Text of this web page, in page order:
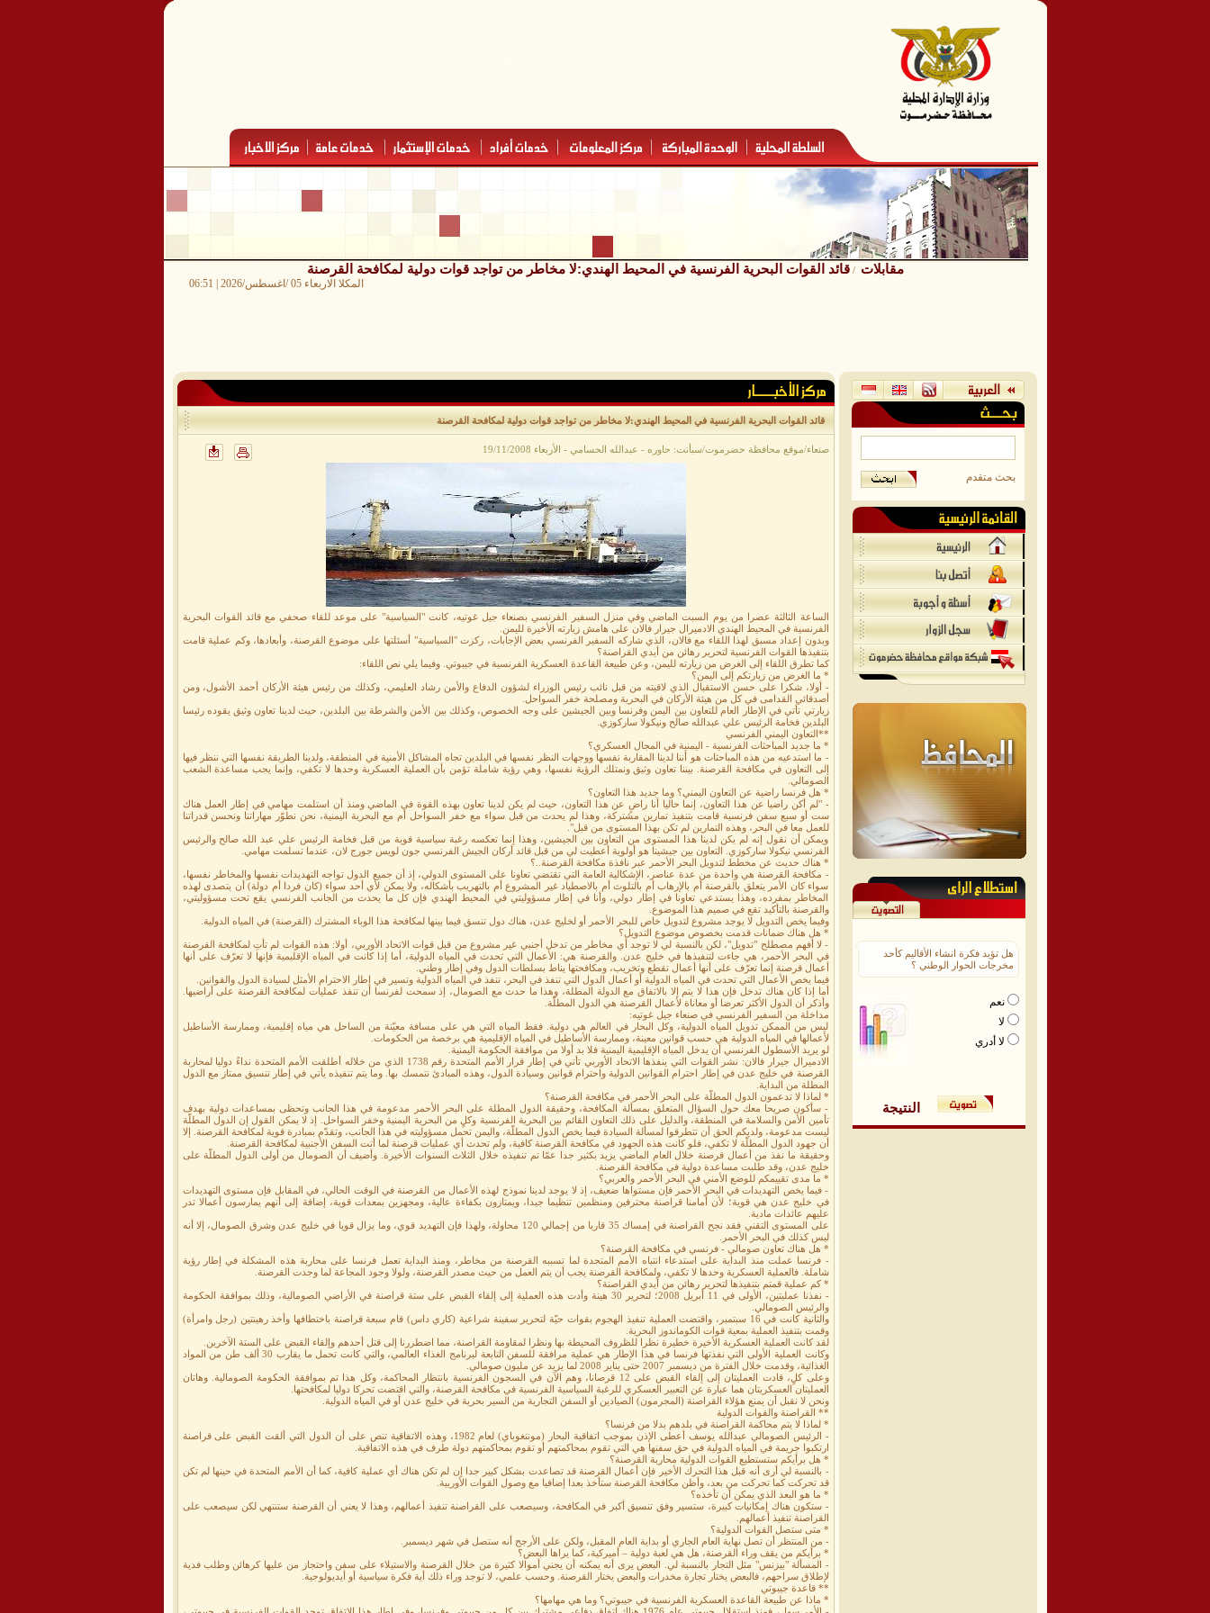
مقابلات /قائد القوات البحرية الفرنسية في المحيط الهندي:لا مخاطر من تواجد قوات دولية لمكافحة القرصنة
المكلا الاربعاء 05 /اغسطس/2026 | 06:51
قائد القوات البحرية الفرنسية في المحيط الهندي:لا مخاطر من تواجد قوات دولية لمكافحة القرصنة
صنعاء/موقع محافظة حضرموت/سبأنت: حاوره - عبدالله الحسامي - الأربعاء 19/11/2008
الساعة الثالثة عصرا من يوم السبت الماضي وفي منزل السفير الفرنسي بصنعاء جيل غوتيه، كانت "السياسية" على موعد للقاء صحفي مع قائد القوات البحرية
الفرنسية في المحيط الهندي الادميرال جيرار فالان على هامش زيارته الأخيرة لليمن.
وبدون إعداد مسبق لهذا اللقاء مع فالان، الذي شاركه السفير الفرنسي بعض الإجابات، ركزت "السياسية" أسئلتها على موضوع القرصنة، وأبعادها، وكم عملية قامت
بتنفيذها القوات الفرنسية لتحرير رهائن من أيدي القراصنة؟
كما تطرق اللقاء إلى الغرض من زيارته لليمن، وعن طبيعة القاعدة العسكرية الفرنسية في جيبوتي. وفيما يلي نص اللقاء:
* ما الغرض من زيارتكم إلى اليمن؟
- أولا، شكرا على حسن الاستقبال الذي لاقيته من قبل نائب رئيس الوزراء لشؤون الدفاع والأمن رشاد العليمي، وكذلك من رئيس هيئة الأركان أحمد الأشول، ومن
أصدقائي القدامى في كل من هيئة الأركان في البحرية ومصلحة خفر السواحل.
زيارتي تأتي في الإطار العام للتعاون بين اليمن وفرنسا وبين الجيشين على وجه الخصوص، وكذلك بين الأمن والشرطة بين البلدين، حيث لدينا تعاون وثيق يقوده رئيسا
البلدين فخامة الرئيس علي عبدالله صالح ونيكولا ساركوزي.
**التعاون اليمني الفرنسي
* ما جديد المباحثات الفرنسية - اليمنية في المجال العسكري؟
- ما استدعيه من هذه المباحثات هو أننا لدينا المقاربة نفسها ووجهات النظر نفسها في البلدين تجاه المشاكل الأمنية في المنطقة، ولدينا الطريقة نفسها التي ننظر فيها
إلى التعاون في مكافحة القرصنة. بيننا تعاون وثيق ونمتلك الرؤية نفسها، وهي رؤية شاملة تؤمن بأن العملية العسكرية وحدها لا تكفي، وإنما يجب مساعدة الشعب
الصومالي.
* هل فرنسا راضية عن التعاون اليمني؟ وما جديد هذا التعاون؟
- "لم أكن راضيا عن هذا التعاون، إنما حاليا أنا راضٍ عن هذا التعاون، حيث لم يكن لدينا تعاون بهذه القوة في الماضي ومنذ أن استلمت مهامي في إطار العمل هناك
ست أو سبع سفن فرنسية قامت بتنفيذ تمارين مشتركة، وهذا لم يحدث من قبل سواء مع خفر السواحل أم مع البحرية اليمنية، نحن نطوّر مهاراتنا ونحسن قدراتنا
للعمل معا في البحر، وهذه التمارين لم تكن بهذا المستوى من قبل".
ويمكن أن نقول إنه لم يكن لدينا هذا المستوى من التعاون بين الجيشين، وهذا إنما تعكسه رغبة سياسية قوية من قبل فخامة الرئيس علي عبد الله صالح والرئيس
الفرنسي نيكولا ساركوزي. التعاون بين جيشينا هو أولوية أعطيت لي من قبل قائد أركان الجيش الفرنسي جون لويس جورج لان، عندما تسلمت مهامي.
* هناك حديث عن مخطط لتدويل البحر الأحمر عبر نافذة مكافحة القرصنة..؟
- مكافحة القرصنة هي واحدة من عدة عناصر، الإشكالية العامة التي تقتضي تعاونا على المستوى الدولي، إذ أن جميع الدول تواجه التهديدات نفسها والمخاطر نفسها،
سواء كان الأمر يتعلق بالقرصنة أم بالإرهاب أم بالتلوث أم بالاصطياد غير المشروع أم بالتهريب بأشكاله، ولا يمكن لأي أحد سواء (كان فردا أم دولة) أن يتصدى لهذه
المخاطر بمفرده، وهذا يستدعي تعاونا في إطار دولي، وأنا في إطار مسؤوليتي في المحيط الهندي فإن كل ما يحدث من الجانب الفرنسي يقع تحت مسؤوليتي،
والقرصنة بالتأكيد تقع في صميم هذا الموضوع.
وفيما يخص التدويل لا يوجد مشروع لتدويل خاص للبحر الأحمر أو لخليج عدن، هناك دول تنسق فيما بينها لمكافحة هذا الوباء المشترك (القرصنة) في المياه الدولية.
* هل هناك ضمانات قدمت بخصوص موضوع التدويل؟
- لا أفهم مصطلح "تدويل"، لكن بالنسبة لي لا توجد أي مخاطر من تدخل أجنبي غير مشروع من قبل قوات الاتحاد الأوربي، أولا: هذه القوات لم تأتِ لمكافحة القرصنة
في البحر الأحمر، هي جاءت لتنفيذها في خليج عدن. والقرصنة هي: الأعمال التي تحدث في المياه الدولية، أما إذا كانت في المياه الإقليمية فإنها لا تعرّف على أنها
أعمال قرصنة إنما تعرّف على أنها أعمال تقطع وتخريب، ومكافحتها يناط بسلطات الدول وفي إطار وطني.
فيما يخص الأعمال التي تحدث في المياه الدولية أو أعمال الدول التي تنفذ في البحر، تنفذ في المياه الدولية وتسير في إطار الاحترام الأمثل لسيادة الدول والقوانين.
أما إذا كان هناك تدخل فإن هذا لا يتم إلا بالاتفاق مع الدولة المطلة، وهذا ما حدث مع الصومال، إذ سمحت لفرنسا أن تنفذ عمليات لمكافحة القرصنة على أراضيها.
وأذكر أن الدول الأكثر تعرضا أو معاناة لأعمال القرصنة هي الدول المطلّة.
مداخلة من السفير الفرنسي في صنعاء جيل غوتيه:
ليس من الممكن تدويل المياه الدولية، وكل البحار في العالم هي دولية. فقط المياه التي هي على مسافة معيّنة من الساحل هي مياه إقليمية، وممارسة الأساطيل
لأعمالها في المياه الدولية هي حسب قوانين معينة، وممارسة الأساطيل في المياه الإقليمية هي برخصة من الحكومات.
لو يريد الأسطول الفرنسي أن يدخل المياه الإقليمية اليمنية فلا بد أولا من موافقة الحكومة اليمنية.
الادميرال جيرار فالان: نشر القوات التي ينفذها الاتحاد الأوربي تأتي في إطار قرار الأمم المتحدة رقم 1738 الذي من خلاله أطلقت الأمم المتحدة نداءً دوليا لمحاربة
القرصنة في خليج عدن في إطار احترام القوانين الدولية واحترام قوانين وسيادة الدول، وهذه المبادئ نتمسك بها. وما يتم تنفيذه يأتي في إطار تنسيق ممتاز مع الدول
المطلة من البداية.
* لماذا لا تدعمون الدول المطلّة على البحر الأحمر في مكافحة القرصنة؟
- سأكون صريحا معك حول السؤال المتعلق بمسألة المكافحة، وحقيقة الدول المطلة على البحر الأحمر مدعومة في هذا الجانب وتحظى بمساعدات دولية بهدف
تأمين الأمن والسلامة في المنطقة، والدليل على ذلك التعاون القائم بين البحرية الفرنسية وكلٍ من البحرية اليمنية وخفر السواحل. إذ لا يمكن القول إن الدول المطلّة
ليست مدعومة، ولديكم الحق أن تتطرقوا لمسألة السيادة فيما يخص الدول المطلّة، واليمن تحمل مسؤوليته في هذا الجانب، وتقدّم بمبادرة قوية لمكافحة القرصنة. إلا
أن جهود الدول المطلّة لا تكفي، فلو كانت هذه الجهود في مكافحة القرصنة كافية، ولم تحدث أي عمليات قرصنة لما أتت السفن الأجنبية لمكافحة القرصنة.
وحقيقة ما نفذ من أعمال قرصنة خلال العام الماضي يزيد بكثير جدا عمّا تم تنفيذه خلال الثلاث السنوات الأخيرة. وأضيف أن الصومال من أولى الدول المطلّة على
خليج عدن، وقد طلبت مساعدة دولية في مكافحة القرصنة.
* ما مدى تقييمكم للوضع الأمني في البحر الأحمر والعربي؟
- فيما يخص التهديدات في البحر الأحمر فإن مستواها ضعيف، إذ لا يوجد لدينا نموذج لهذه الأعمال من القرصنة في الوقت الحالي، في المقابل فإن مستوى التهديدات
في خليج عدن هي قوية؛ لأن أمامنا قراصنة محترفين ومنظمين تنظيما جيدا، ويمتازون بكفاءة عالية، ومجهزين بمعدات قوية، إضافة إلى أنهم يمارسون أعمالا تدر
عليهم عائدات مادية.
على المستوى التقني فقد نجح القراصنة في إمساك 35 قاربا من إجمالي 120 محاولة، ولهذا فإن التهديد قوي، وما يزال قويا في خليج عدن وشرق الصومال، إلا أنه
ليس كذلك في البحر الأحمر.
* هل هناك تعاون صومالي - فرنسي في مكافحة القرصنة؟
- فرنسا عملت منذ البداية على استدعاء انتباه الأمم المتحدة لما تسببه القرصنة من مخاطر، ومنذ البداية تعمل فرنسا على محاربة هذه المشكلة في إطار رؤية
شاملة. فالعملية العسكرية وحدها لا تكفي، ولمكافحة القرصنة يجب أن يتم العمل من حيث مصدر القرصنة، ولولا وجود المجاعة لما وجدت القرصنة.
* كم عملية قمتم بتنفيذها لتحرير رهائن من أيدي القراصنة؟
- نفذنا عمليتين، الأولى في 11 أبريل 2008؛ لتحرير 30 هينة وأدت هذه العملية إلى إلقاء القبض على ستة قراصنة في الأراضي الصومالية، وذلك بموافقة الحكومة
والرئيس الصومالي.
والثانية كانت في 16 سبتمبر، واقتضت العملية تنفيذ الهجوم بقوات حيّة لتحرير سفينة شراعية (كاري داس) قام سبعة قراصنة باختطافها وأخذ رهينتين (رجل وامرأة)
وقمت بتنفيذ العملية بمعية قوات الكوماندوز البحرية.
لقد كانت العملية العسكرية الأخيرة خطيرة نظرا للظروف المحيطة بها ونظرا لمقاومة القراصنة، مما اضطررنا إلى قتل أحدهم وإلقاء القبض على الستة الآخرين.
وكانت العملية الأولى التي نفذتها فرنسا في هذا الإطار هي عملية مرافقة للسفن التابعة لبرنامج الغذاء العالمي، والتي كانت تحمل ما يقارب 30 ألف طن من المواد
الغذائية، وقدمت خلال الفترة من ديسمبر 2007 حتى يناير 2008 لما يزيد عن مليون صومالي.
وعلى كلٍ، قادت العمليتان إلى إلقاء القبض على 12 قرصانا، وهم الآن في السجون الفرنسية بانتظار المحاكمة، وكل هذا تم بموافقة الحكومة الصومالية. وهاتان
العمليتان العسكريتان هما عبارة عن التعبير العسكري للرغبة السياسية الفرنسية في مكافحة القرصنة، والتي اقتضت تحركا دوليا لمكافحتها.
ونحن لا نقبل أن يمنع هؤلاء القراصنة (المجرمون) الصيادين أو السفن التجارية من السير بحرية في خليج عدن أو في المياه الدولية.
** القراصنة والقوات الدولية
* لماذا لا يتم محاكمة القراصنة في بلدهم بدلا من فرنسا؟
- الرئيس الصومالي عبدالله يوسف أعطى الإذن بموجب اتفاقية البحار (مونتغوباي) لعام 1982، وهذه الاتفاقية تنص على أن الدول التي ألقت القبض على قراصنة
ارتكبوا جريمة في المياه الدولية في حق سفنها هي التي تقوم بمحاكمتهم أو تقوم بمحاكمتهم دولة طرف في هذه الاتفاقية.
* هل برأيكم ستستطيع القوات الدولية محاربة القرصنة؟
- بالنسبة لي أرى أنه قبل هذا التحرك الأخير فإن أعمال القرصنة قد تصاعدت بشكل كبير جدا إن لم تكن هناك أي عملية كافية، كما أن الأمم المتحدة في حينها لم تكن
قد تحركت كما تحركت من بعد، وأظن مكافحة القرصنة ستأخذ بعدا إضافيا مع وصول القوات الأوربية.
* ما هو البعد الذي يمكن أن تأخذه؟
- ستكون هناك إمكانيات كبيرة، ستسير وفق تنسيق أكبر في المكافحة، وسيصعب على القراصنة تنفيذ أعمالهم، وهذا لا يعني أن القرصنة ستنتهي لكن سيصعب على
القراصنة تنفيذ أعمالهم.
* متى ستصل القوات الدولية؟
- من المنتظر أن تصل نهاية العام الجاري أو بداية العام المقبل، ولكن على الأرجح أنه ستصل في شهر ديسمبر.
* برأيكم من يقف وراء القرصنة، هل هي لعبة دولية – أميركية، كما يراها البعض؟
- المسألة "بيزنس" مثل التجار بالنسبة لي. البعض يرى أنه يمكنه أن يجني أموالا كثيرة من خلال القرصنة والاستيلاء على سفن واحتجاز من عليها كرهائن وطلب فدية
لإطلاق سراحهم، فالبعض يختار تجارة مخدرات والبعض يختار القرصنة. وحسب علمي، لا توجد وراء ذلك أية فكرة سياسية أو أيديولوجية.
** قاعدة جيبوتي
* ماذا عن طبيعة القاعدة العسكرية الفرنسية في جيبوتي؟ وما هي مهامها؟
بحث متقدم
هل تؤيد فكرة انشاء الأقاليم كأحد
مخرجات الحوار الوطني ؟
نعم
لا
لا أدري
النتيجة